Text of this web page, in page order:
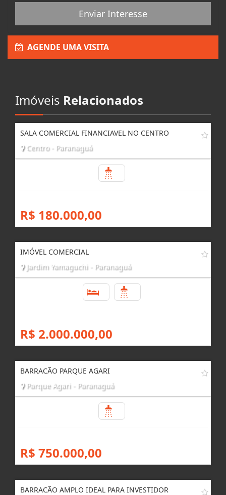
Enviar Interesse
AGENDE UMA VISITA
Imóveis Relacionados
SALA COMERCIAL FINANCIAVEL NO CENTRO
Centro - Paranaguá
R$ 180.000,00
IMÓVEL COMERCIAL
Jardim Yamaguchi - Paranaguá
R$ 2.000.000,00
BARRACÃO PARQUE AGARI
Parque Agari - Paranaguá
R$ 750.000,00
BARRACÃO AMPLO IDEAL PARA INVESTIDOR